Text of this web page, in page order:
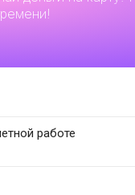
работе